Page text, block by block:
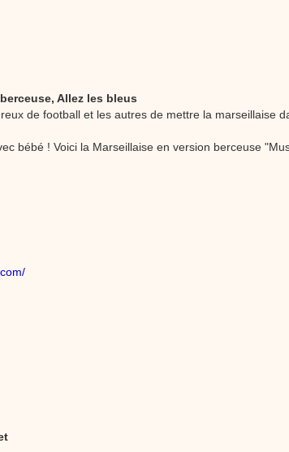
Allez les bleus
de football et les autres de mettre la marseillaise
bébé ! Voici la Marseillaise en version berceuse